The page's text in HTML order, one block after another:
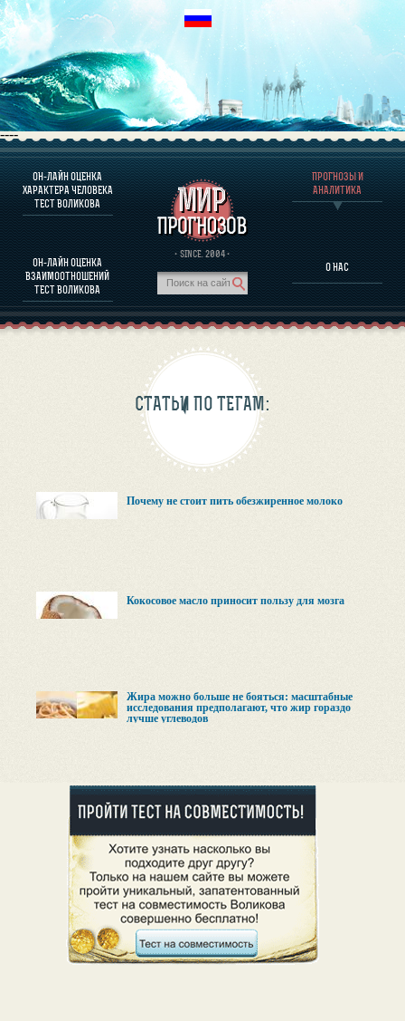
----
ОН-ЛАЙН ОЦЕНКА
ХАРАКТЕРА ЧЕЛОВЕКА
ТЕСТ ВОЛИКОВА
ОН-ЛАЙН ОЦЕНКА
ВЗАИМООТНОШЕНИЙ
ТЕСТ ВОЛИКОВА
· SINCE. 2004 ·
ПРОГНОЗЫ И
АНАЛИТИКА
О НАС
О ПРОГРАММЕ
ОЦЕНКА ХАРАКТЕРA ЧЕЛОВЕКА
ОЦЕНКА ХАРАКТЕРА ВЫДАЮЩИХСЯ ЛИЧНОСТЕЙ
О ПРОГРАММЕ
ПРОГНОЗЫ И АНАЛИТИКА
СТАТЬИ ПО ТЕГАМ:
Почему не стоит пить обезжиренное молоко
Кокосовое масло приносит пользу для мозга
Жира можно больше не бояться: масштабные
исследования предполагают, что жир гораздо
лучше углеводов